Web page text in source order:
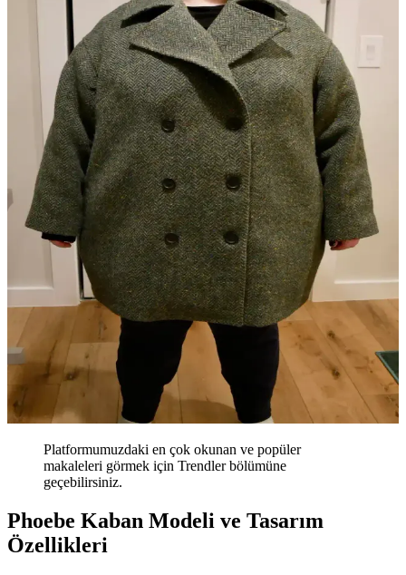
Platformumuzdaki en çok okunan ve popüler
makaleleri görmek için Trendler bölümüne
geçebilirsiniz.
Phoebe Kaban Modeli ve Tasarım
Özellikleri